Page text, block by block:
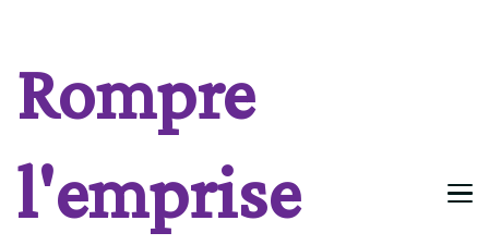
Rompre
l'emprise